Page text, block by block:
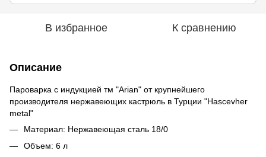
В избранное К сравнению
Описание
Пароварка с индукцией тм "Arian" от крупнейшего
производителя нержавеющих кастрюль в Турции "Hascevher
metal"
Материал: Нержавеющая сталь 18/0
Объем: 6 л